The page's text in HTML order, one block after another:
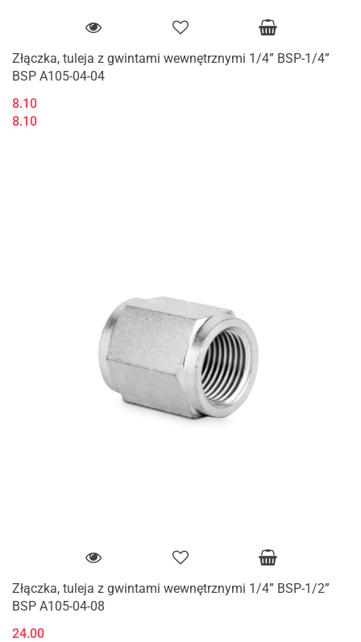
Złączka, tuleja z gwintami wewnętrznymi 1/4” BSP-1/4”
BSP A105-04-04
8.10
8.10
Złączka, tuleja z gwintami wewnętrznymi 1/4” BSP-1/2”
BSP A105-04-08
24.00